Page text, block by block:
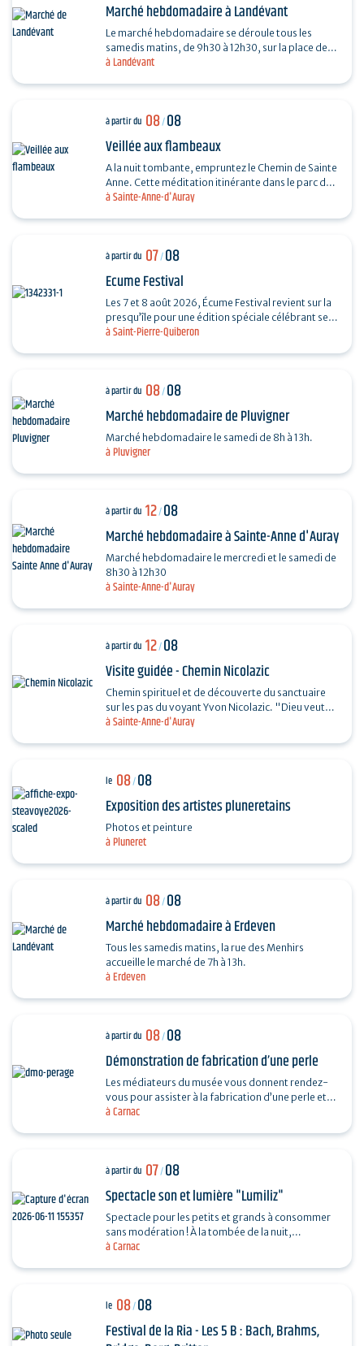
à Landévant
Marché hebdomadaire à Landévant
Le marché hebdomadaire se déroule tous les
samedis matins, de 9h30 à 12h30, sur la place de
l'Église (côté parking).
à Sainte-Anne-d'Auray
à partir du 08/08
Veillée aux flambeaux
A la nuit tombante, empruntez le Chemin de Sainte
Anne. Cette méditation itinérante dans le parc du
sanctuaire permet d’arpenter la vie et le
à Saint-Pierre-Quiberon
à partir du 07/08
Ecume Festival
Les 7 et 8 août 2026, Écume Festival revient sur la
presqu’île pour une édition spéciale célébrant ses
5 ans. En seulement quelques années,…
à Pluvigner
à partir du 08/08
Marché hebdomadaire de Pluvigner
Marché hebdomadaire le samedi de 8h à 13h.
à Sainte-Anne-d'Auray
à partir du 12/08
Marché hebdomadaire à Sainte-Anne d'Auray
Marché hebdomadaire le mercredi et le samedi de
8h30 à 12h30
à Sainte-Anne-d'Auray
à partir du 12/08
Visite guidée - Chemin Nicolazic
Chemin spirituel et de découverte du sanctuaire
sur les pas du voyant Yvon Nicolazic. "Dieu veut
que je sois honorée ici", telles furent les paroles
à Pluneret
le 08/08
Exposition des artistes pluneretains
Photos et peinture
à Erdeven
à partir du 08/08
Marché hebdomadaire à Erdeven
Tous les samedis matins, la rue des Menhirs
accueille le marché de 7h à 13h.
à Carnac
à partir du 08/08
Démonstration de fabrication d’une perle
Les médiateurs du musée vous donnent rendez-
vous pour assister à la fabrication d’une perle et
vous dévoiler les techniques ingénieuses…
à Carnac
à partir du 07/08
Spectacle son et lumière "Lumiliz"
Spectacle pour les petits et grands à consommer
sans modération ! À la tombée de la nuit,
découvrez un spectacle de projections
le 08/08
Festival de la Ria - Les 5 B : Bach, Brahms,